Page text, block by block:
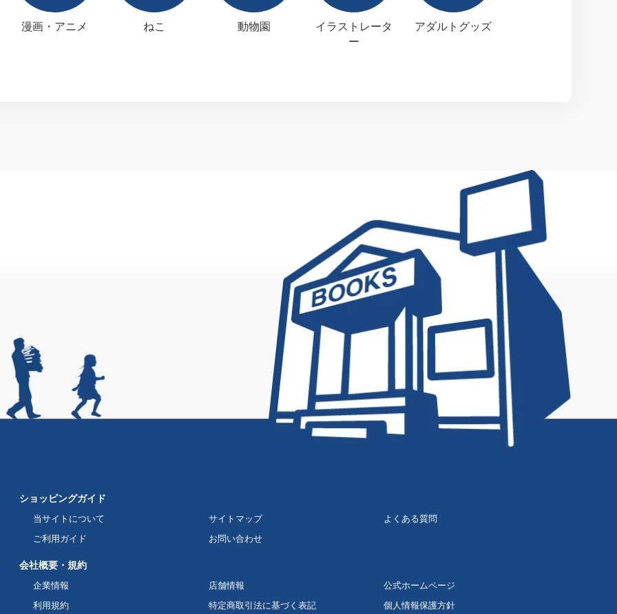
漫画・アニメ ねこ 動物園
イラストレータ
ー
アダルトグッズ
ショッピングガイド
当サイトについて サイトマップ
よくある質問
ご利用ガイド
お問い合わせ
会社概要・規約
企業情報 店舗情報
公式ホームページ
利用規約
特定商取引法に基づく表記 個人情報保護方針